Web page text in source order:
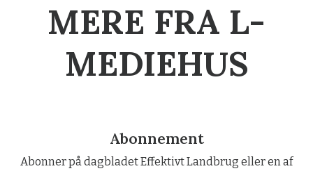
MERE FRA L-
MEDIEHUS
Abonnement
Abonner på dagbladet Effektivt Landbrug eller en af